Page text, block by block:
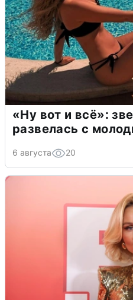
«Ну вот и всё»:
развелась с
6 августа 20